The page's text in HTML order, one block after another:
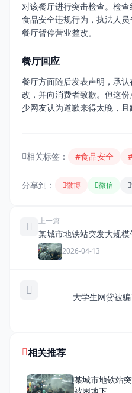
对该餐厅进行突击检查。检
食品安全违规行为，执法人
餐厅暂停营业整改。
餐厅回应
餐厅方面随后发表声明，承
改，并向消费者致歉。但这
少网友认为道歉来得太晚，且
相关标签： #食品安全
分享到： 微博 微信
上一篇
某城市地铁站突发大规
2026-04-13
大学生网贷被
相关推荐
某城市地铁站